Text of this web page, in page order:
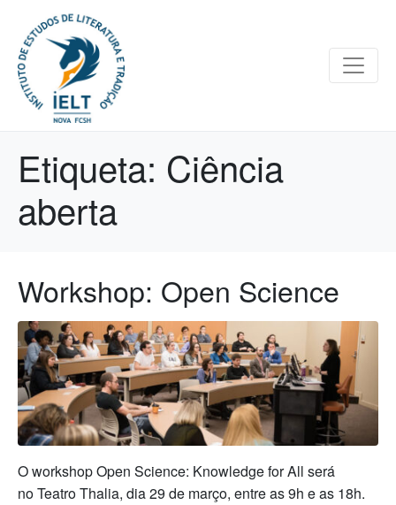
Etiqueta: Ciência
aberta
Workshop: Open Science
O workshop Open Science: Knowledge for All será
no Teatro Thalia, dia 29 de março, entre as 9h e as 18h.